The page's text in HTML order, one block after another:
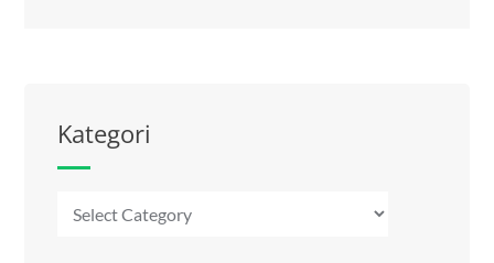
Kategori
Kategori